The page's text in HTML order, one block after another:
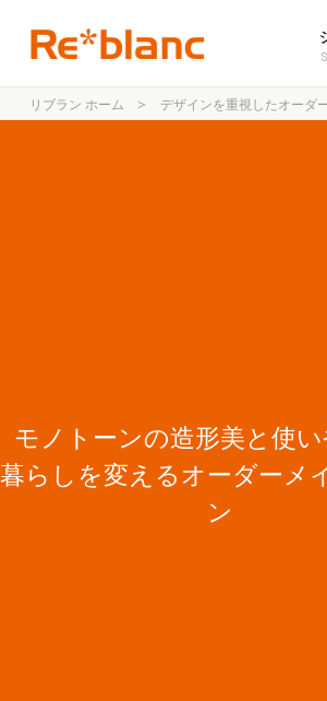
リブラン ホーム デザインを重視したオーダ
モノトーンの造形美と使
暮らしを変えるオーダーメ
ン